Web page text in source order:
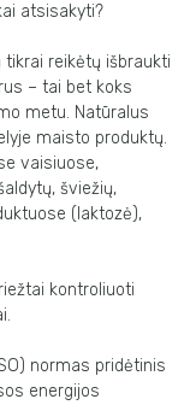
atsisakyti?
reikėtų išbraukti
– tai bet koks
metu. Natūralus
maisto produktų.
vaisiuose,
šviežių,
(laktozė),
kontroliuoti
normas pridėtinis
energijos